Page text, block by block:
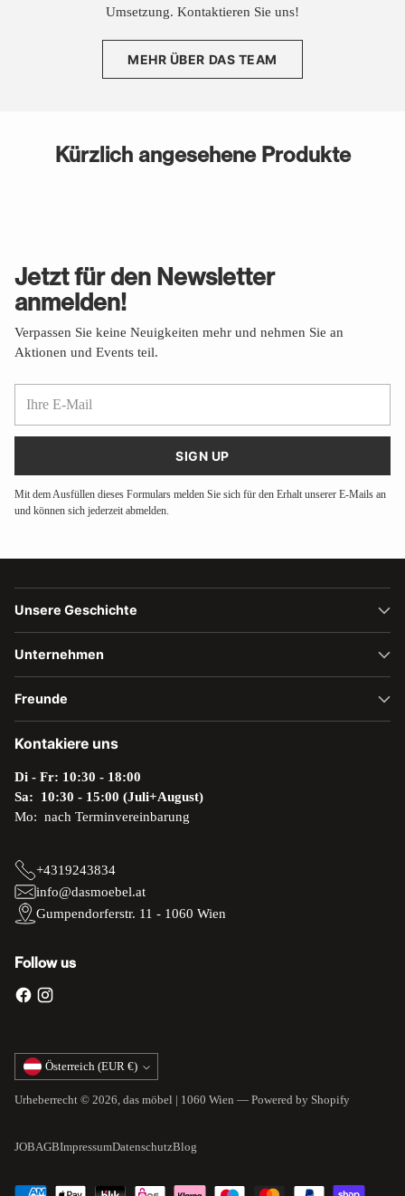
Umsetzung. Kontaktieren Sie uns!
MEHR ÜBER DAS TEAM
Kürzlich angesehene Produkte
Jetzt für den Newsletter
anmelden!
Verpassen Sie keine Neuigkeiten mehr und nehmen Sie an
Aktionen und Events teil.
SIGN UP
Mit dem Ausfüllen dieses Formulars melden Sie sich für den Erhalt unserer E-Mails an
und können sich jederzeit abmelden.
Unsere Geschichte
Unternehmen
Freunde
Kontakiere uns
Di - Fr: 10:30 - 18:00
Sa: 10:30 - 15:00 (Juli+August)
Mo: nach Terminvereinbarung
+4319243834
info@dasmoebel.at
Gumpendorferstr. 11 - 1060 Wien
Follow us
Währung Österreich (EUR €)
Urheberrecht © 2026, das möbel | 1060 Wien — Powered by Shopify
JOBAGBImpressumDatenschutzBlog